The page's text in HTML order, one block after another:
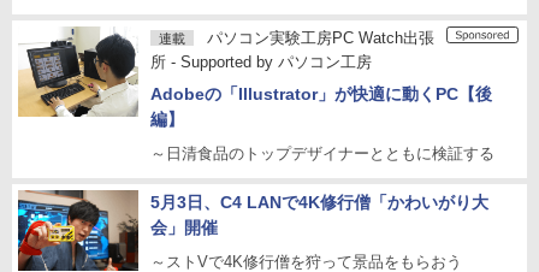
連載
パソコン実験工房PC Watch出張
所 - Supported by パソコン工房
Adobeの「Illustrator」が快適に動くPC【後
編】
～日清食品のトップデザイナーとともに検証する
5月3日、C4 LANで4K修行僧「かわいがり大
会」開催
～ストVで4K修行僧を狩って景品をもらおう